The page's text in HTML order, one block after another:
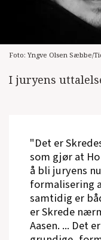
Foto: Yngve Olsen Sæbbe/
I juryens
"Det er
som gjør at
å bli juryens
formalisering
samtidig er
er Skrede
Aasen. ... Det